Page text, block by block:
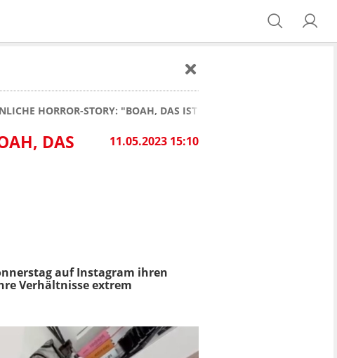
HORROR-STORY: "BOAH, DAS IST SO PEINLICH!"
11.05.2023 15:10
DAS
auf Instagram ihren
Verhältnisse extrem